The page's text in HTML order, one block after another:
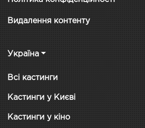
Видалення контенту
Україна
Всі кастинги
Кастинги у Києві
Кастинги у кіно